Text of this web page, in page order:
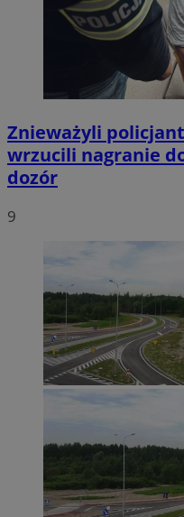
Znieważyli
wrzucili nagranie
dozór
9